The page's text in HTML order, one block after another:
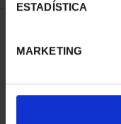
ESTADÍSTICA
MARKETING